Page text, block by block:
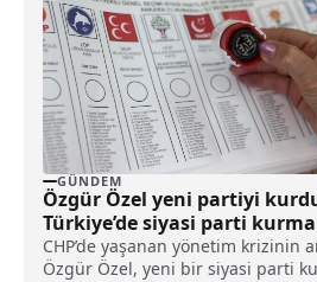
GÜNDEM
Özgür Özel yeni partiyi
Türkiye’de siyasi parti
nasıl işler?
CHP’de yaşanan yönetim krizinin
Özgür Özel, yeni bir siyasi parti